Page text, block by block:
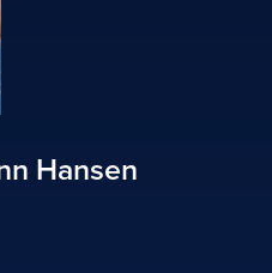
Hansen